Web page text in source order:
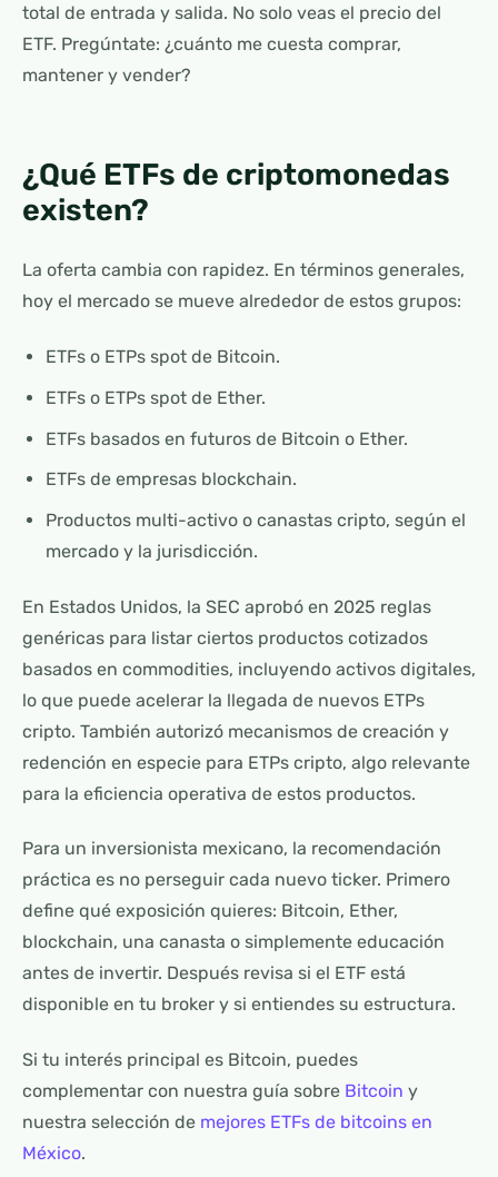
total de entrada y salida. No solo veas el precio del
ETF. Pregúntate: ¿cuánto me cuesta comprar,
mantener y vender?
¿Qué ETFs de criptomonedas
existen?
La oferta cambia con rapidez. En términos generales,
hoy el mercado se mueve alrededor de estos grupos:
ETFs o ETPs spot de Bitcoin.
ETFs o ETPs spot de Ether.
ETFs basados en futuros de Bitcoin o Ether.
ETFs de empresas blockchain.
Productos multi-activo o canastas cripto, según el
mercado y la jurisdicción.
En Estados Unidos, la SEC aprobó en 2025 reglas
genéricas para listar ciertos productos cotizados
basados en commodities, incluyendo activos digitales,
lo que puede acelerar la llegada de nuevos ETPs
cripto. También autorizó mecanismos de creación y
redención en especie para ETPs cripto, algo relevante
para la eficiencia operativa de estos productos.
Para un inversionista mexicano, la recomendación
práctica es no perseguir cada nuevo ticker. Primero
define qué exposición quieres: Bitcoin, Ether,
blockchain, una canasta o simplemente educación
antes de invertir. Después revisa si el ETF está
disponible en tu broker y si entiendes su estructura.
Si tu interés principal es Bitcoin, puedes
complementar con nuestra guía sobre Bitcoin y
nuestra selección de mejores ETFs de bitcoins en
México.